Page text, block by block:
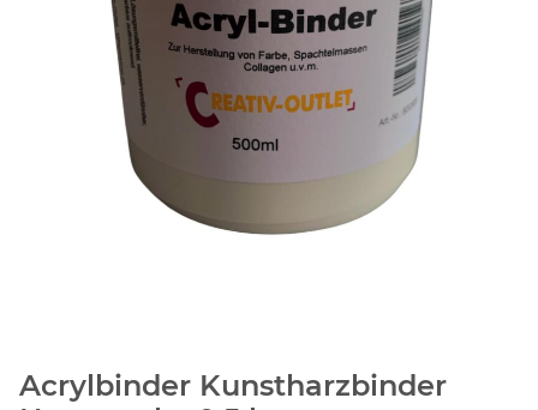
Acrylbinder Kunstharzbinder